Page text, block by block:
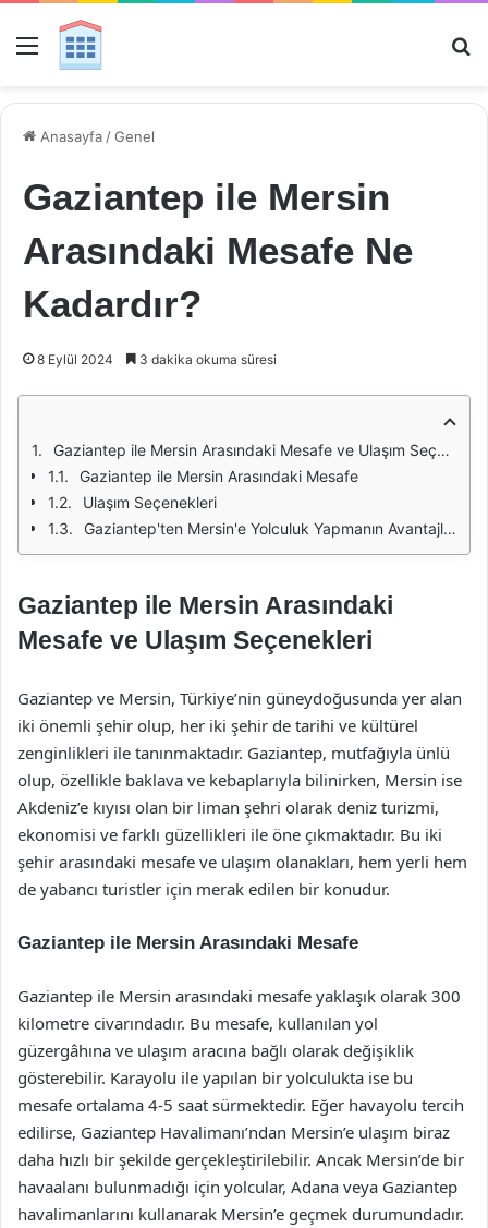
Menü
Anasayfa /Genel
Gaziantep ile Mersin
Arasındaki Mesafe Ne
Kadardır?
8 Eylül 2024 3 dakika okuma süresi
Gaziantep ile Mersin Arasındaki Mesafe ve Ulaşım Seçenekleri
Gaziantep ile Mersin Arasındaki Mesafe
Ulaşım Seçenekleri
Gaziantep'ten Mersin'e Yolculuk Yapmanın Avantajları
Gaziantep ile Mersin Arasındaki
Mesafe ve Ulaşım Seçenekleri
Gaziantep ve Mersin, Türkiye’nin güneydoğusunda yer alan
iki önemli şehir olup, her iki şehir de tarihi ve kültürel
zenginlikleri ile tanınmaktadır. Gaziantep, mutfağıyla ünlü
olup, özellikle baklava ve kebaplarıyla bilinirken, Mersin ise
Akdeniz’e kıyısı olan bir liman şehri olarak deniz turizmi,
ekonomisi ve farklı güzellikleri ile öne çıkmaktadır. Bu iki
şehir arasındaki mesafe ve ulaşım olanakları, hem yerli hem
de yabancı turistler için merak edilen bir konudur.
Gaziantep ile Mersin Arasındaki Mesafe
Gaziantep ile Mersin arasındaki mesafe yaklaşık olarak 300
kilometre civarındadır. Bu mesafe, kullanılan yol
güzergâhına ve ulaşım aracına bağlı olarak değişiklik
gösterebilir. Karayolu ile yapılan bir yolculukta ise bu
mesafe ortalama 4-5 saat sürmektedir. Eğer havayolu tercih
edilirse, Gaziantep Havalimanı’ndan Mersin’e ulaşım biraz
daha hızlı bir şekilde gerçekleştirilebilir. Ancak Mersin’de bir
havaalanı bulunmadığı için yolcular, Adana veya Gaziantep
havalimanlarını kullanarak Mersin’e geçmek durumundadır.